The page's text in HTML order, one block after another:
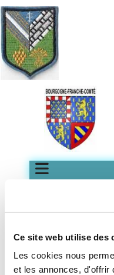
Ce site web utilise des
Les cookies nous
et les annonces, d'offrir